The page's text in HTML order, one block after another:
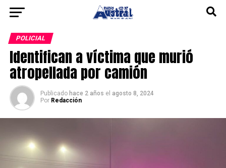
POLICIAL
Identifican a víctima que murió
atropellada por camión
Publicado hace 2 años el agosto 8, 2024
Por Redacción